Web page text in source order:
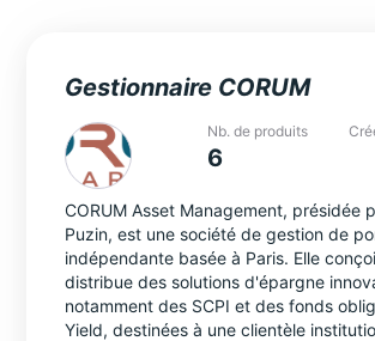
Gestionnaire CORUM
Nb. de produits
6
CORUM Asset Management, présidée
Puzin, est une société de gestion de
indépendante basée à Paris. Elle
distribue des solutions d'épargne
notamment des SCPI et des fonds
Yield, destinées à une clientèle